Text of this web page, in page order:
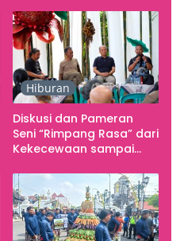
Hiburan
Diskusi dan Pameran
Seni “Rimpang Rasa” dari
Kekecewaan sampai
Yogyakarta sebagai
Pusat Pergerakan Seni
Rupa Indonesia